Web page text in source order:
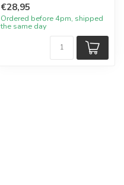
€28,95
Ordered before 4pm, shipped
the same day